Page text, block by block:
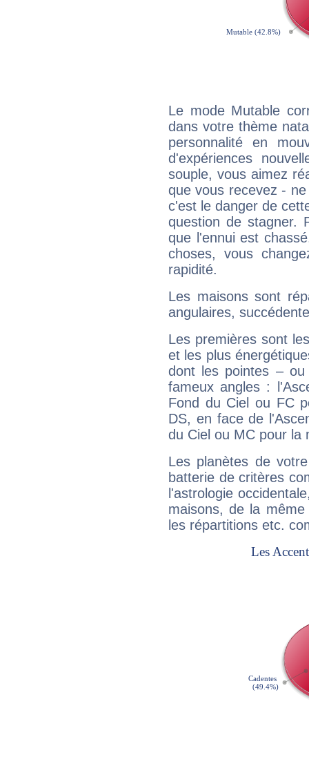
Le mode Mutable
dans votre thème
personnalité en
d'expériences
souple, vous aimez
que vous recevez -
c'est le danger de
question de stagner.
que l'ennui est
choses, vous
rapidité.
Les maisons sont
angulaires,
Les premières sont
et les plus
dont les pointes –
fameux angles :
Fond du Ciel ou FC
DS, en face de
du Ciel ou MC pour la
Les planètes de
batterie de critères
l'astrologie
maisons, de la
les répartitions etc.